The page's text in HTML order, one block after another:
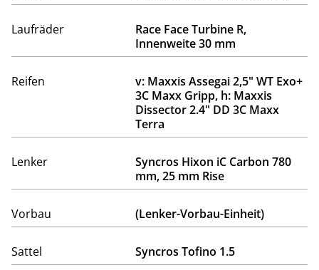
Laufräder
Race Face Turbine R,
Innenweite 30 mm
Reifen
v: Maxxis Assegai 2,5" WT Exo+
3C Maxx Gripp, h: Maxxis
Dissector 2.4" DD 3C Maxx
Terra
Lenker
Syncros Hixon iC Carbon 780
mm, 25 mm Rise
Vorbau (Lenker-Vorbau-Einheit)
Sattel Syncros Tofino 1.5